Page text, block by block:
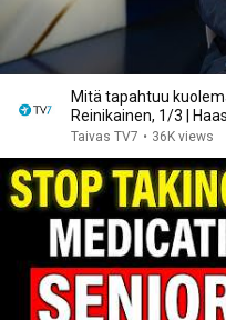
Mitä tapahtuu
Reinikainen, 1/3 |
Taivas TV7 • 36K views